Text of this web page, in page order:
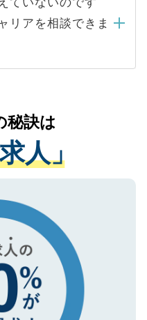
条件に合った人材の
頼するケースが増え
者様の個人情報は、
プおよび転職活動の
します。お預かりし
ータはご本人の許可
いについての厳密な
業者のみに付与され
クを取得済みです。
もご安心ください。
リアを相談できま
療機関の状況や紹介
適切なアドバイスを
すぐにご転職をされ
サポートが可能です
ださい。
秘訣は
人」